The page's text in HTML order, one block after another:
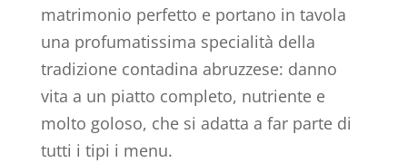
matrimonio perfetto e portano in tavola
una profumatissima specialità della
tradizione contadina abruzzese: danno
vita a un piatto completo, nutriente e
molto goloso, che si adatta a far parte di
tutti i tipi i menu.